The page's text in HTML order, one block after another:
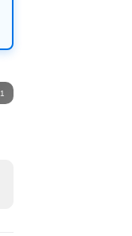
1